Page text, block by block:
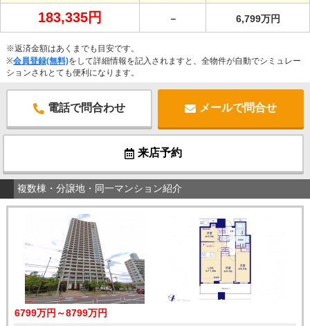
183,335円 － 6,799万円
※返済金額はあくまでも目安です。
※会員登録(無料)をして詳細情報を記入されますと、全物件が自動でシミュレー
ションされとても便利になります。
電話で問合わせ メールで問合せ
来店予約
複数棟・分譲地・同一マンション紹介
6799万円～8799万円